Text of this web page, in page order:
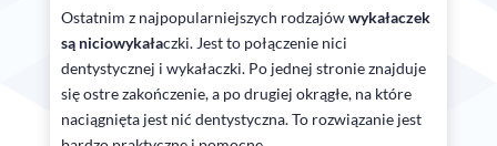
Ostatnim z najpopularniejszych rodzajówwykałaczek
są niciowykałaczki. Jest to połączenie nici
dentystycznej i wykałaczki. Po jednej stronie znajduje
się ostre zakończenie, a po drugiej okrągłe, na które
naciągnięta jest nić dentystyczna. To rozwiązanie jest